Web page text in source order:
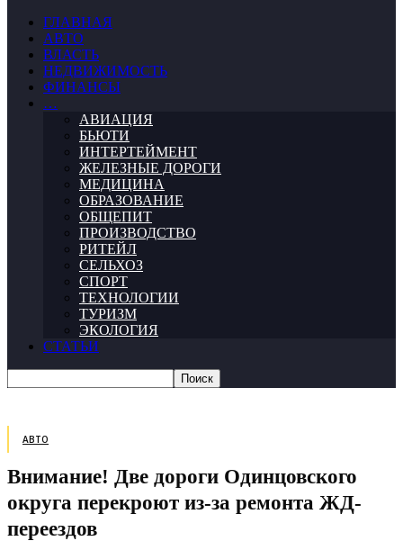
ГЛАВНАЯ
АВТО
ВЛАСТЬ
НЕДВИЖИМОСТЬ
ФИНАНСЫ
…
АВИАЦИЯ
БЬЮТИ
ИНТЕРТЕЙМЕНТ
ЖЕЛЕЗНЫЕ ДОРОГИ
МЕДИЦИНА
ОБРАЗОВАНИЕ
ОБЩЕПИТ
ПРОИЗВОДСТВО
РИТЕЙЛ
СЕЛЬХОЗ
СПОРТ
ТЕХНОЛОГИИ
ТУРИЗМ
ЭКОЛОГИЯ
СТАТЬИ
АВТО
Внимание! Две дороги Одинцовского
округа перекроют из-за ремонта ЖД-
переездов